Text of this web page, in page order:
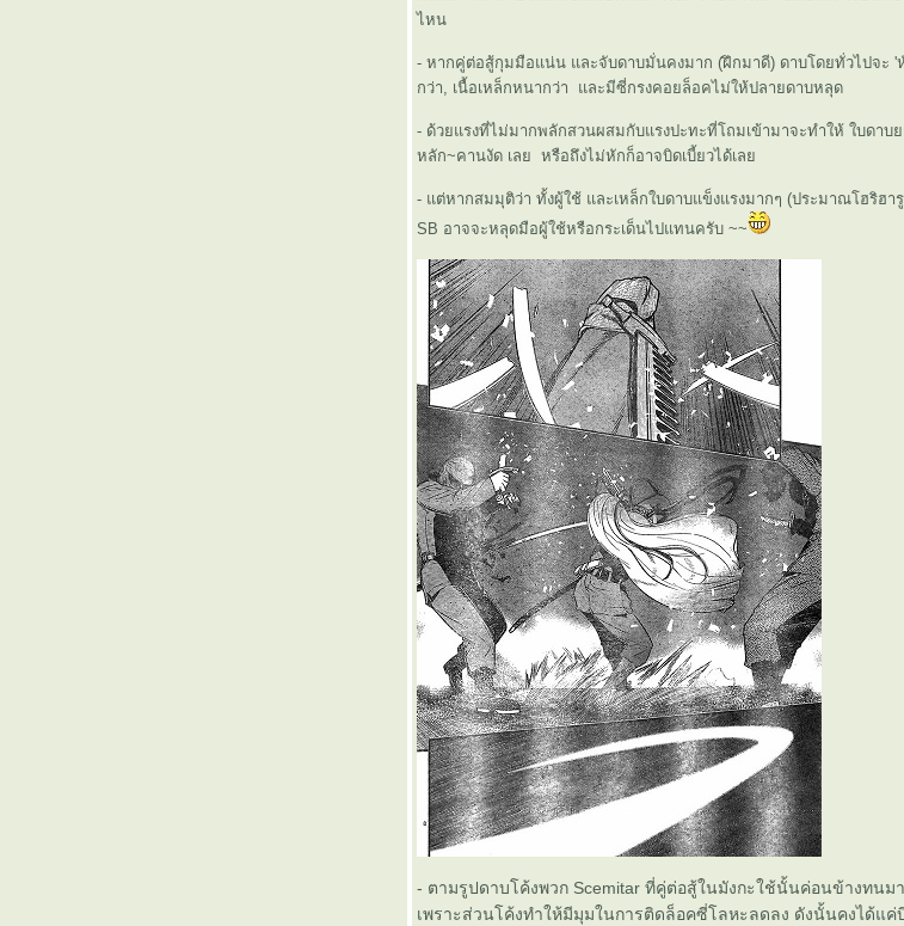
ไหน
- หากคู่ต่อสู้กุมมือแน่น และจับดาบมั่นคงมาก (ฝึกมาดี) ดาบโดยทั่วไปจะ '
กว่า, เนื้อเหล็กหนากว่า และมีซี่กรงคอยล็อคไม่ให้ปลายดาบหลุด
- ด้วยแรงที่ไม่มากพลักสวนผสมกับแรงปะทะที่โถมเข้ามาจะทำให้ ใบดาบ
หลัก~คานงัด เลย หรือถึงไม่หักก็อาจบิดเบี้ยวได้เล
- แต่หากสมมุติว่า ทั้งผู้ใช้ และเหล็กใบดาบแข็งแรงมากๆ (ประมาณโฮริฮ
SB อาจจะหลุดมือผู้ใช้หรือกระเด็นไปแทนครับ ~~
- ตามรูปดาบโค้งพวก Scemitar ที่คู่ต่อสู้ในมังกะใช้นั้นค่อนข้างทนม
เพราะส่วนโค้งทำให้มีมุมในการติดล็อคซี่โลหะลดลง ดังนั้นคงได้แค่